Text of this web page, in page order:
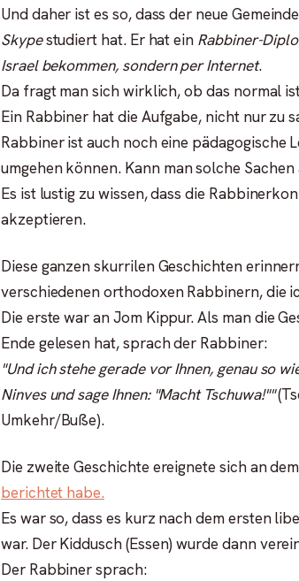
Und daher ist es so, dass der neue
Skypestudiert hat. Er hat ein Rabbiner-
Israel bekommen, sondern per Internet.
Da fragt man sich wirklich, ob das normal
Ein Rabbiner hat die Aufgabe, nicht nur zu
Rabbiner ist auch noch eine pädagogische
umgehen können. Kann man solche
Es ist lustig zu wissen, dass die
akzeptieren.
Diese ganzen skurrilen Geschichten
verschiedenen orthodoxen Rabbinern, die
Die erste war an Jom Kippur. Als man die
Ende gelesen hat, sprach der Rabbiner:
"Und ich stehe gerade vor Ihnen, genau so
Ninves und sage Ihnen: "Macht Tschuwa!""
Umkehr/Buße).
Die zweite Geschichte ereignete sich an
berichtet habe.
Es war so, dass es kurz nach dem ersten
war. Der Kiddusch (Essen) wurde dann
Der Rabbiner sprach: